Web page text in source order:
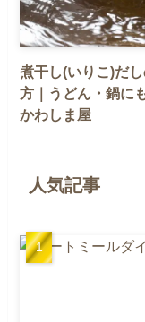
煮干し(いりこ)だし
方｜うどん・鍋に
かわしま屋
人気記事